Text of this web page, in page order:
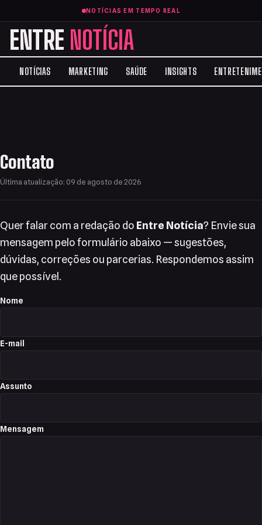
NOTÍCIAS EM TEMPO REAL
ENTRE NOTÍCIA
NOTÍCIAS MARKETING SAÚDE INSIGHTS
Contato
Última atualização: 09 de agosto de 2026
Quer falar com a redação do Entre Notícia? Envie sua
mensagem pelo formulário abaixo — sugestões,
dúvidas, correções ou parcerias. Respondemos assim
que possível.
Nome
E-mail
Assunto
Mensagem